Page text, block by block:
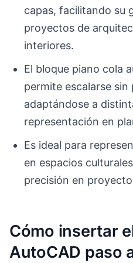
capas, facilitando su
proyectos de
interiores.
El bloque piano cola
permite escalarse
adaptándose a
representación en
Es ideal para
en espacios
precisión en
Cómo insertar
AutoCAD paso